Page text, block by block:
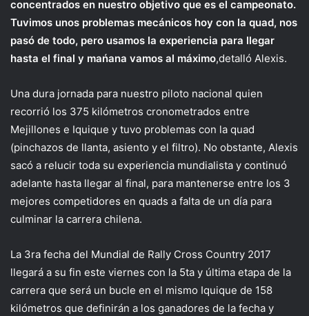
concentrados en nuestro objetivo que es el campeonato.
Tuvimos unos problemas mecánicos hoy con la quad, nos
pasó de todo, pero usamos la experiencia para llegar
hasta el final y mańana vamos al máximo,detalló Alexis.
Una dura jornada para nuestro piloto nacional quien
recorrió los 375 kilómetros cronometrados entre
Mejillones e Iquique y tuvo problemas con la quad
(pinchazos de llanta, asiento y el filtro). No obstante, Alexis
sacó a relucir toda su experiencia mundialista y continuó
adelante hasta llegar al final, para mantenerse entre los 3
mejores competidores en quads a falta de un día para
culminar la carrera chilena.
La 3ra fecha del Mundial de Rally Cross Country 2017
llegará a su fin este viernes con la 5ta y última etapa de la
carrera que será un bucle en el mismo Iquique de 158
kilómetros que definirán a los ganadores de la fecha y